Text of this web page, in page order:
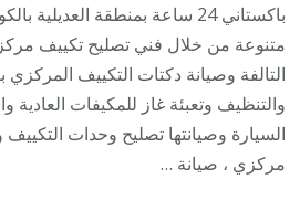
باكستاني 24 ساعة بمنطقة
متنوعة من خلال فني تصليح تكييف
التالفة وصيانة دكتات التكييف
والتنظيف وتعبئة غاز للمكيفات
السيارة وصيانتها تصليح وحدات
مركزي ، صيانة …